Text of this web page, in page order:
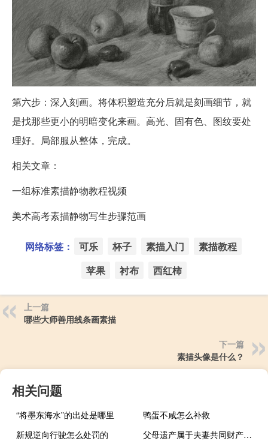
第六步：深入刻画。将体积塑造充分后就是刻画细节，就
是找那些更小的明暗变化来画。高光、固有色、图纹要处
理好。局部服从整体，完成。
相关文章：
一组标准素描静物教程视频
美术高考素描静物写生步骤范画
网络标签： 可乐 杯子 素描入门
素描教程
苹果
衬布 西红柿
上一篇
哪些大师善用线条画素描
下一篇
素描头像是什么？
相关问题
“将墨东海水”的出处是哪里
鸭蛋不咸怎么补救
新规逆向行驶怎么处罚的
父母遗产属于夫妻共同财产吗（房产登记为单独所有是否属于夫妻共同财产）